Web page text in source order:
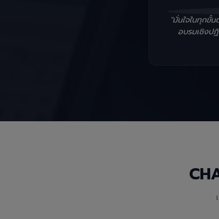
"มั่นใจในทุกขั้
อบรมเชิงป